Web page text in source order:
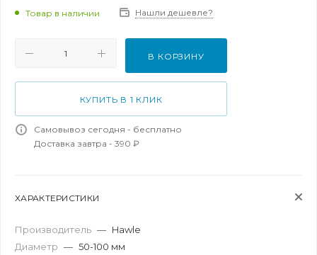
Товар в наличии Нашли дешевле?
В КОРЗИНУ
КУПИТЬ В 1 КЛИК
Самовывоз сегодня - бесплатно
Доставка завтра - 390 ₽
ХАРАКТЕРИСТИКИ
Производитель — Hawle
Диаметр — 50-100 мм